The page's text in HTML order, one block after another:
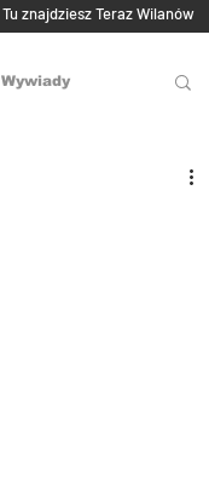
Tu znajdziesz Teraz Wilanów
Wywiady